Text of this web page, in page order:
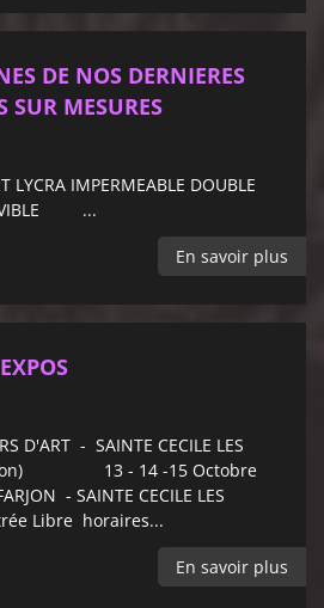
DE NOS DERNIERES
SUR MESURES
LYCRA IMPERMEABLE DOUBLE
...
En savoir plus
D'ART - SAINTE CECILE LES
13 - 14 -15 Octobre
- SAINTE CECILE LES
Libre horaires...
En savoir plus